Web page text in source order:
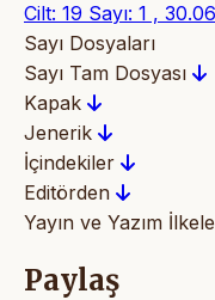
Cilt: 19 Sayı: 1 ,
Sayı Dosyaları
Sayı Tam Dosyası
Kapak
Jenerik
İçindekiler
Editörden
Yayın ve Yazım
Paylaş